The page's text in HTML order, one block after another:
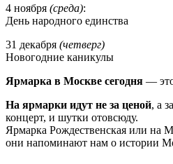
4 ноября (среда):
День народного единства
31 декабря (четверг)
Новогодние каникулы
Ярмарка в Москве сегодня —
На ярмарки идут не за ценой, а
концерт, и шутки отовсюду.
Ярмарка Рождественская или на
они напоминают нам о истории